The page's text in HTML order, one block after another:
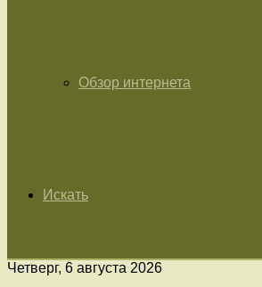
Обзор интернета
Искать
Четверг, 6 августа 2026